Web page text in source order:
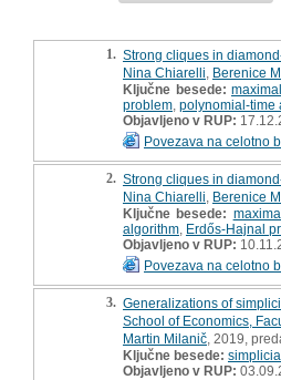
1. Strong cliques in
Nina Chiarelli Berenice
Ključne besede:
problem polynomial-time
Objavljeno v RUP:
Povezava na celotno
2. Strong cliques in
Nina Chiarelli Berenice
Ključne besede:
algorithm Erdős-Hajnal
Objavljeno v RUP:
Povezava na celotno
3. Generalizations of
School of Economics,
Martin Milanič , 2019,
Ključne besede:
Objavljeno v RUP: